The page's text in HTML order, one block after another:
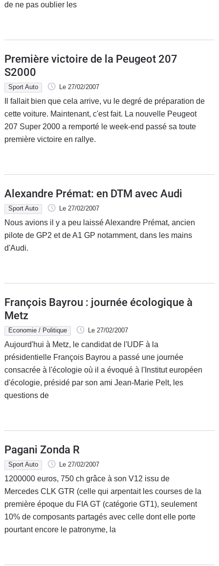
de ne pas oublier les
Première victoire de la Peugeot 207
S2000
Sport Auto Le 27/02/2007
Il fallait bien que cela arrive, vu le degré de préparation de
cette voiture. Maintenant, c'est fait. La nouvelle Peugeot
207 Super 2000 a remporté le week-end passé sa toute
première victoire en rallye.
Alexandre Prémat: en DTM avec Audi
Sport Auto Le 27/02/2007
Nous avions il y a peu laissé Alexandre Prémat, ancien
pilote de GP2 et de A1 GP notamment, dans les mains
d'Audi.
François Bayrou : journée écologique à
Metz
Economie / Politique Le 27/02/2007
Aujourd'hui à Metz, le candidat de l'UDF à la
présidentielle François Bayrou a passé une journée
consacrée à l'écologie où il a évoqué à l'Institut européen
d'écologie, présidé par son ami Jean-Marie Pelt, les
questions de
Pagani Zonda R
Sport Auto Le 27/02/2007
1200000 euros, 750 ch grâce à son V12 issu de
Mercedes CLK GTR (celle qui arpentait les courses de la
première époque du FIA GT (catégorie GT1), seulement
10% de composants partagés avec celle dont elle porte
pourtant encore le patronyme, la